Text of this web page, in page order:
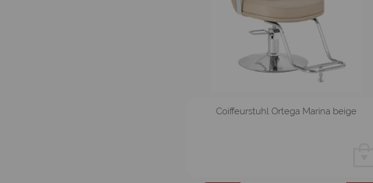
Coiffeurstuhl Ortega Marina beige